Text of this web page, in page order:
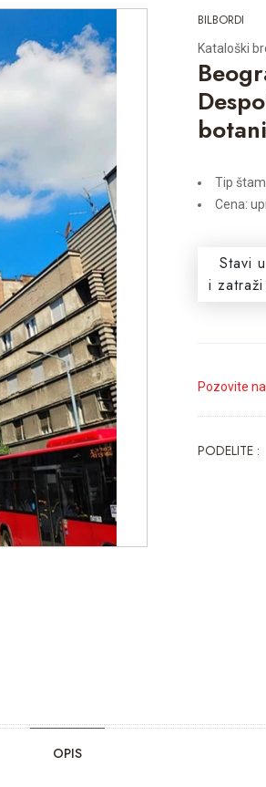
BILBORDI
Kataloški
Tip
Cena:
Stavi
i
Pozovite
PODELITE :
OPIS